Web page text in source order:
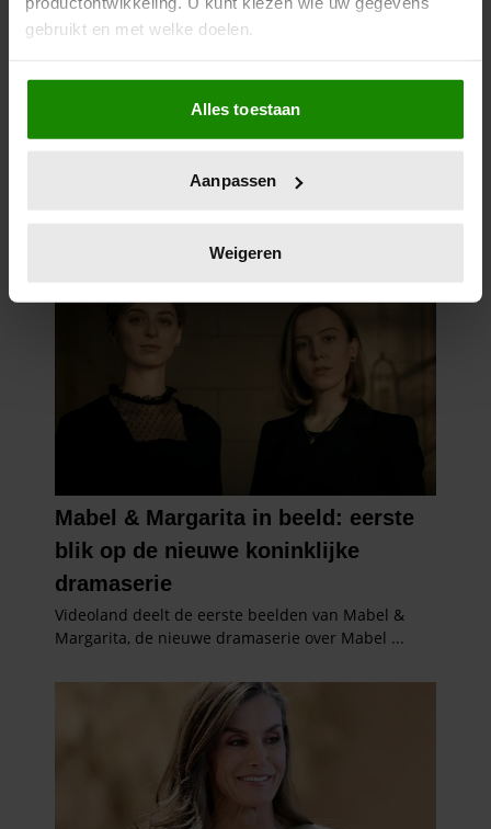
gebruikt en met welke doelen.
Als u het toestaat, willen we ook graag:
Informatie verzamelen over uw geografische
locatie, die tot een paar meter nauwkeurig kan zijn
scannen op specifieke eigenschappen (fingerprinting)
verwerkt en stel uw voorkeuren in het
intrekken in de Cookieverklaring.
We gebruiken cookies om content en advertenties te
personaliseren, om functies voor social media te bieden
en om ons websiteverkeer te analyseren. Ook delen we
informatie over uw gebruik van onze site met onze
informatie die u aan ze heeft verstrekt of die ze hebben
gaat akkoord met onze cookies als u onze website blijft
gebruiken.
Alles toestaan
Aanpassen
Weigeren